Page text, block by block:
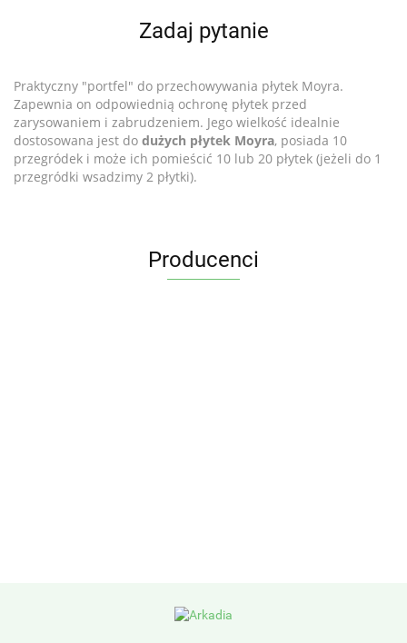
Zadaj pytanie
Praktyczny "portfel" do przechowywania płytek Moyra.
Zapewnia on odpowiednią ochronę płytek przed
zarysowaniem i zabrudzeniem. Jego wielkość idealnie
dostosowana jest do dużych płytek Moyra, posiada 10
przegródek i może ich pomieścić 10 lub 20 płytek (jeżeli do 1
przegródki wsadzimy 2 płytki).
Producenci